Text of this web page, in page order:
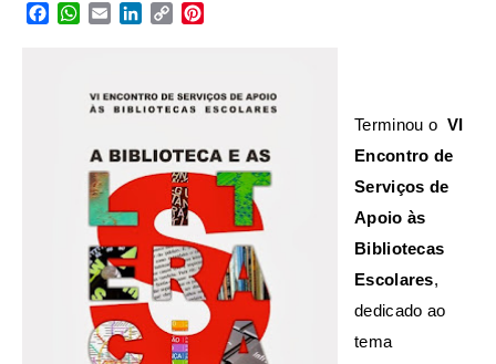
Facebook
WhatsApp
EmailLinkedIn
Copy
Terminou o VI
Encontro de
Serviços de
Apoio às
Bibliotecas
Escolares,
dedicado ao
tema